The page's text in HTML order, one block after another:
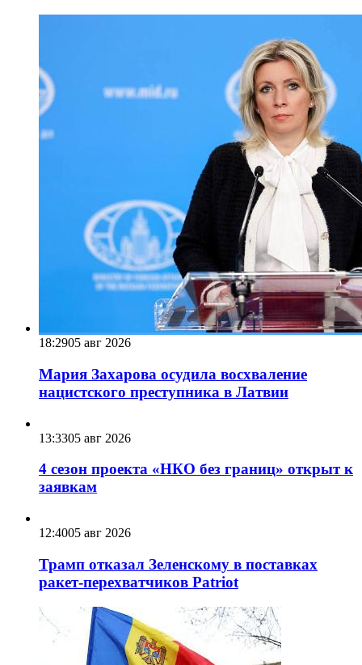
18:2905 авг 2026
Мария Захарова осудила восхваление
нацистского преступника в Латвии
13:3305 авг 2026
4 сезон проекта «НКО без границ» открыт к
заявкам
12:4005 авг 2026
Трамп отказал Зеленскому в поставках
ракет-перехватчиков Patriot